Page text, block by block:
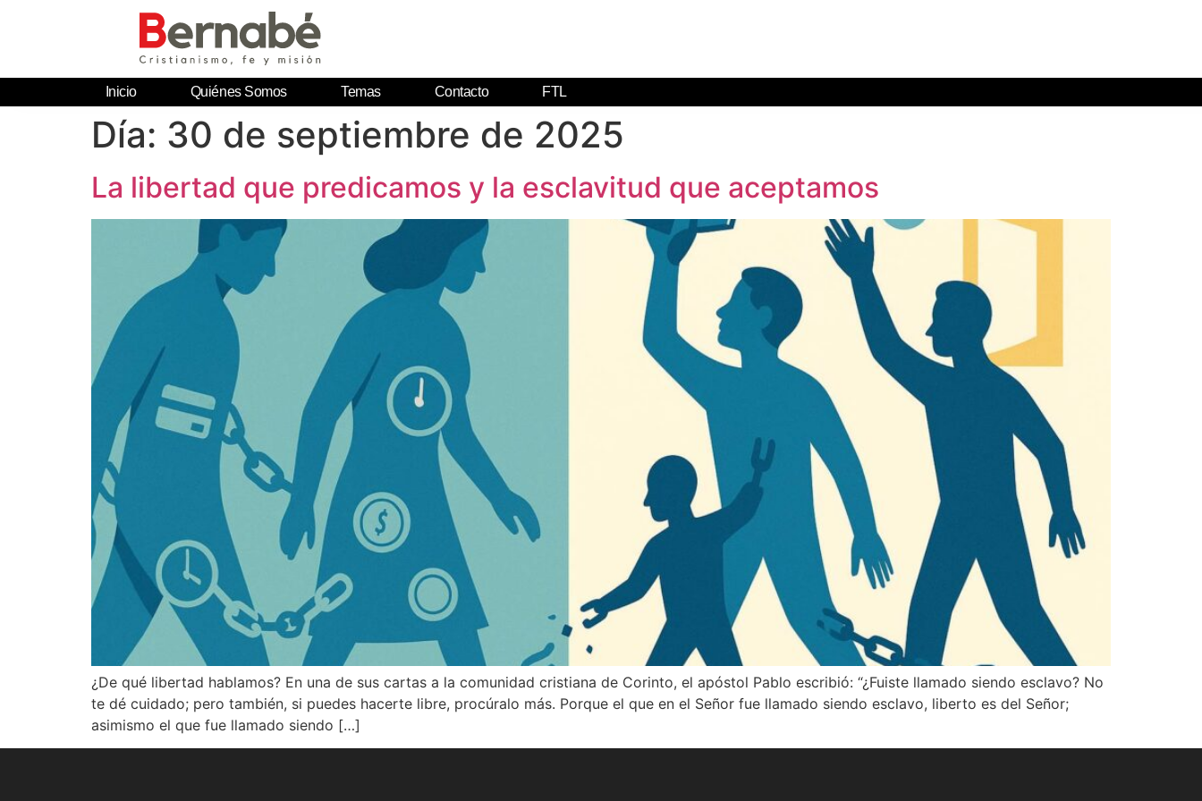
Inicio Quiénes Somos Temas Contacto FTL
Día: 30 de septiembre de 2025
La libertad que predicamos y la esclavitud que aceptamos
¿De qué libertad hablamos? En una de sus cartas a la comunidad cristiana de Corinto, el apóstol Pablo escribió: “¿Fuiste llamado siendo esclavo? No
te dé cuidado; pero también, si puedes hacerte libre, procúralo más. Porque el que en el Señor fue llamado siendo esclavo, liberto es del Señor;
asimismo el que fue llamado siendo […]